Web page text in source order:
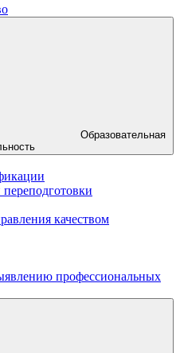
Образовательная
качеством
профессиональных